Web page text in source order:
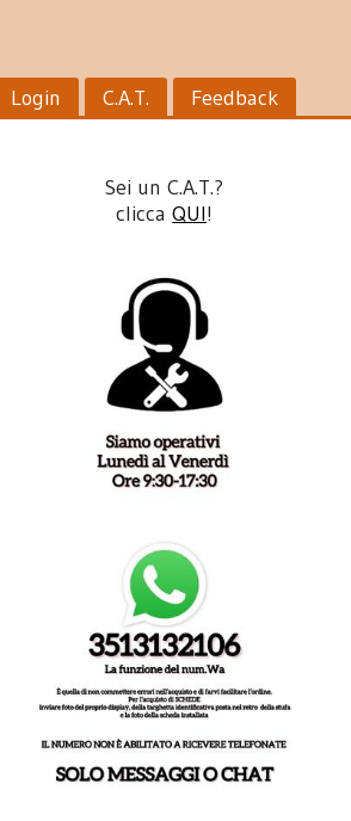
Login C.A.T. Feedback
Sei un C.A.T.?
cliccaQUI!